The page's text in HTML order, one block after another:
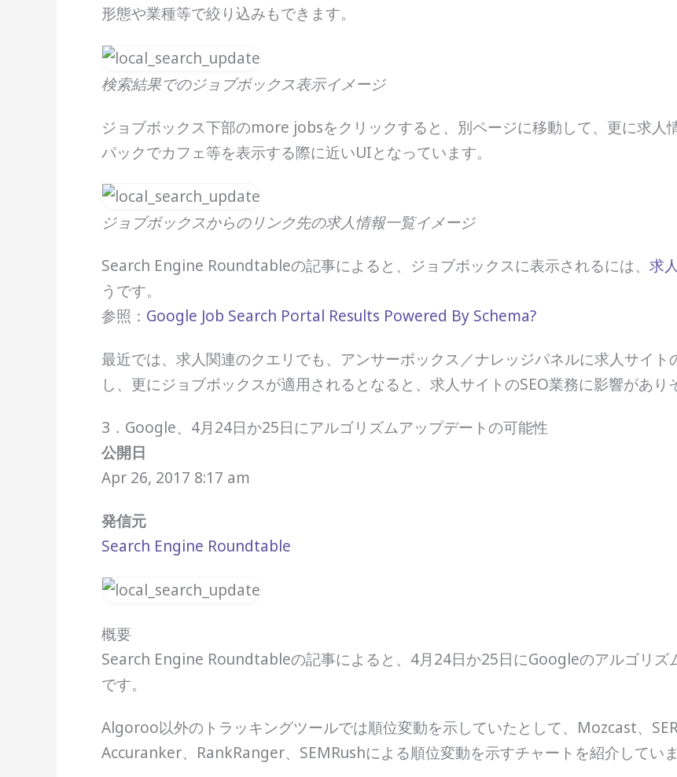
形態や業種等で絞り込みもできます。
検索結果でのジョブボックス表示イメージ
ジョブボックス下部のmore jobsをクリックすると、別ページに移動して、更に求人
パックでカフェ等を表示する際に近いUIとなっています。
ジョブボックスからのリンク先の求人情報一覧イメージ
Search Engine Roundtableの記事によると、ジョブボックスに表示されるには、 求
うです。
参照： Google Job Search Portal Results Powered By Schema?
最近では、求人関連のクエリでも、アンサーボックス／ナレッジパネルに求人サイ
し、更にジョブボックスが適用されるとなると、求人サイトのSEO業務に影響があり
3．Google、4月24日か25日にアルゴリズムアップデートの可能性
公開日
Apr 26, 2017 8:17 am
発信元
Search Engine Roundtable
概要
Search Engine Roundtableの記事によると、4月24日か25日にGoogleのアルゴリズ
です。
Algoroo以外のトラッキングツールでは順位変動を示していたとして、Mozcast、
Accuranker、RankRanger、SEMRushによる順位変動を示すチャートを紹介していま